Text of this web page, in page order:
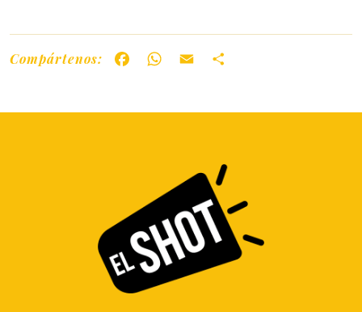
Compártenos: FacebookWhatsApp
Email